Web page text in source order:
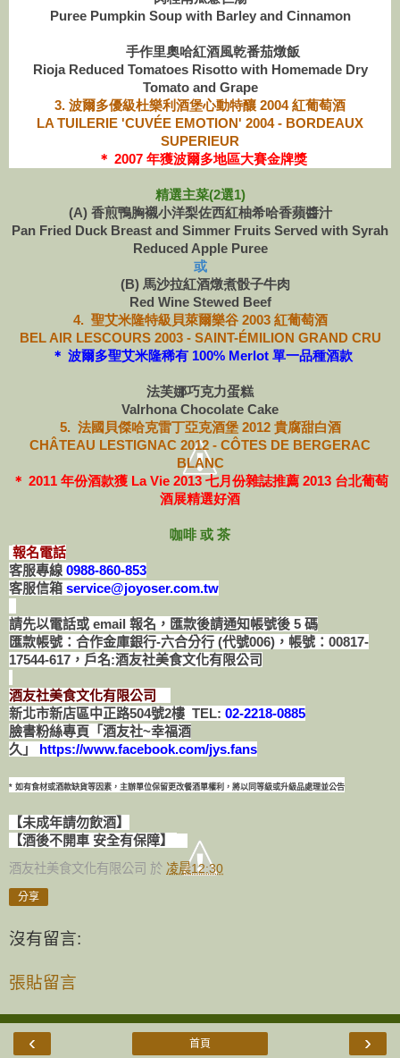
Puree Pumpkin Soup with Barley and Cinnamon
手作里奧哈紅酒風乾番茄燉飯
Rioja Reduced Tomatoes Risotto with Homemade Dry
Tomato and Grape
3. 波爾多優級杜樂利酒堡心動特釀 2004 紅葡萄酒
LA TUILERIE 'CUVÉE EMOTION' 2004 - BORDEAUX
SUPERIEUR
＊ 2007 年獲波爾多地區大賽金牌獎
精選主菜(2選1)
(A) 香煎鴨胸襯小洋梨佐西紅柚希哈香蘋醬汁
Pan Fried Duck Breast and Simmer Fruits Served with Syrah
Reduced Apple Puree
或
(B) 馬沙拉紅酒燉煮骰子牛肉
Red Wine Stewed Beef
4.聖艾米隆特級貝萊爾樂谷 2003 紅葡萄酒
BEL AIR LESCOURS 2003 - SAINT-ÉMILION GRAND CRU
＊ 波爾多聖艾米隆稀有 100% Merlot 單一品種酒款
法芙娜巧克力蛋糕
Valrhona Chocolate Cake
5. 法國貝傑哈克雷丁亞克酒堡 2012 貴腐甜白酒
CHÂTEAU LESTIGNAC 2012 - CÔTES DE BERGERAC
BLANC
＊ 2011 年份酒款獲 La Vie 2013 七月份雜誌推薦 2013 台北葡萄
酒展精選好酒
咖啡 或 茶
報名電話
客服專線 0988-860-853
客服信箱 service@joyoser.com.tw
請先以電話或 email 報名，匯款後請通知帳號後 5 碼
匯款帳號：合作金庫銀行-六合分行 (代號006)，帳號：00817-
17544-617，戶名:酒友社美食文化有限公司
酒友社美食文化有限公司
新北市新店區中正路504號2樓 TEL: 02-2218-0885
臉書粉絲專頁「酒友社~幸福酒
久」 https://www.facebook.com/jys.fans
* 如有食材或酒款缺貨等因素，主辦單位保留更改餐酒單權利，將以同等級或升級品處理並公告
【未成年請勿飲酒】
【酒後不開車 安全有保障】
酒友社美食文化有限公司 於 凌晨12:30
分享
沒有留言:
張貼留言
‹ ›
首頁